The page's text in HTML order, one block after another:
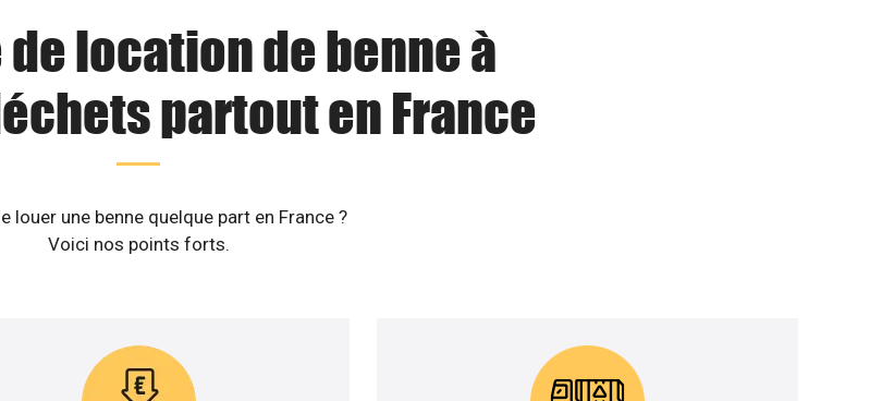
location de benne à
partout en France
louer une benne quelque part en France ?
Voici nos points forts.